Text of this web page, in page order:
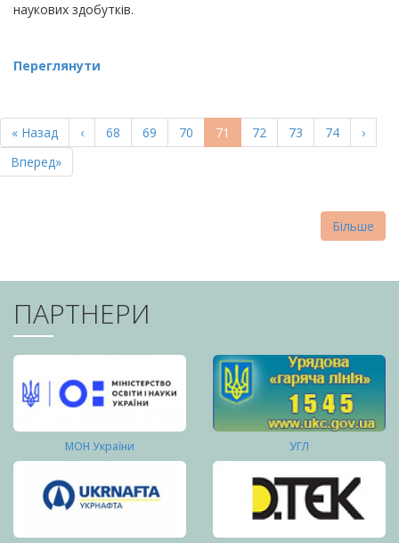
наукових здобутків.
Переглянути
НА
СТОРІНКИ
Перша
сторінка
« Назад
Попередня
сторінка
‹ Page
68 Page
69 Page
70
Поточна
сторінка
71 Page
72 Page
73 Page
74
›
Остання
сторінка
Вперед»
Більше
ПАРТНЕРИ
МОН України УГЛ